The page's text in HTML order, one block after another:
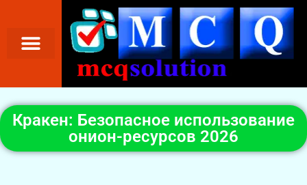
Кракен: Безопасное использование
онион-ресурсов 2026